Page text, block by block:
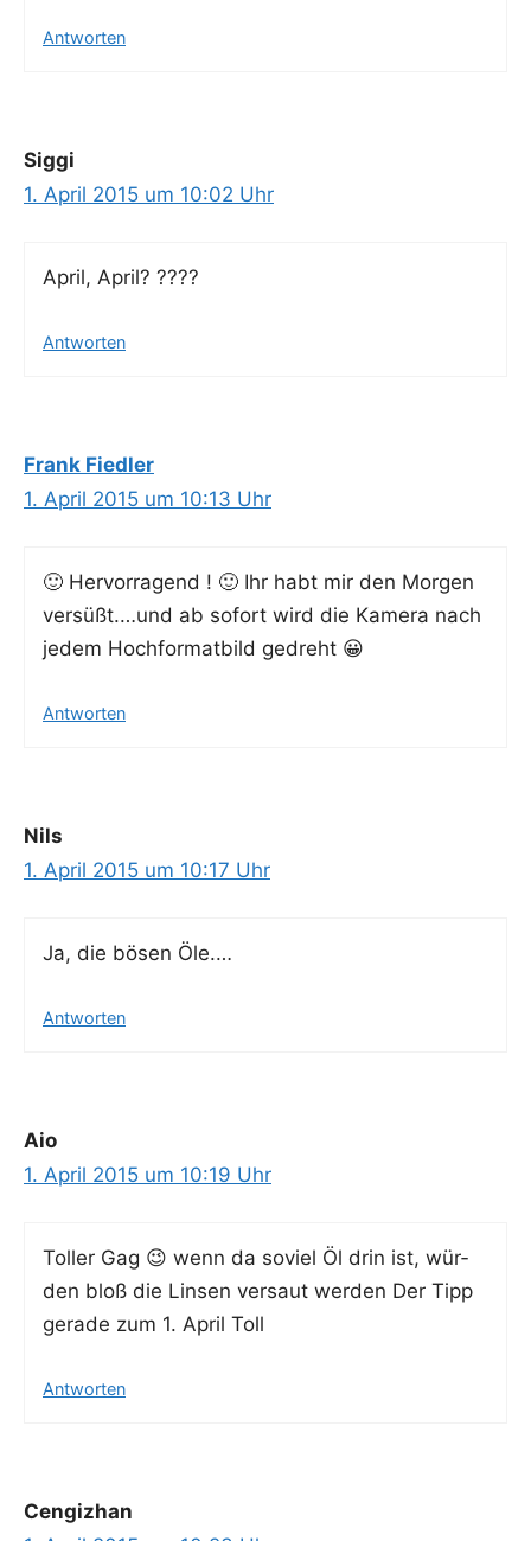
Antworten
Siggi
1. April 2015 um 10:02 Uhr
April, April? ????
Antworten
Frank Fiedler
1. April 2015 um 10:13 Uhr
🙂 Her­vor­ra­gend ! 🙂 Ihr habt mir den Mor­gen
versüßt.…und ab sofort wird die Kame­ra nach
jedem Hoch­for­mat­bild gedreht 😀
Antworten
Nils
1. April 2015 um 10:17 Uhr
Ja, die bösen Öle.…
Antworten
Aio
1. April 2015 um 10:19 Uhr
Tol­ler Gag 😉 wenn da soviel Öl drin ist, wür­
den bloß die Lin­sen ver­saut wer­den Der Tipp
gera­de zum 1. April Toll
Antworten
Cengizhan